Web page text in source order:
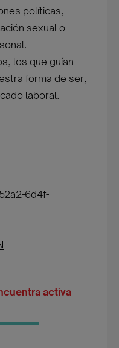
políticas,
sexual o
los que guían
forma de ser,
laboral.
6d4f-
activa